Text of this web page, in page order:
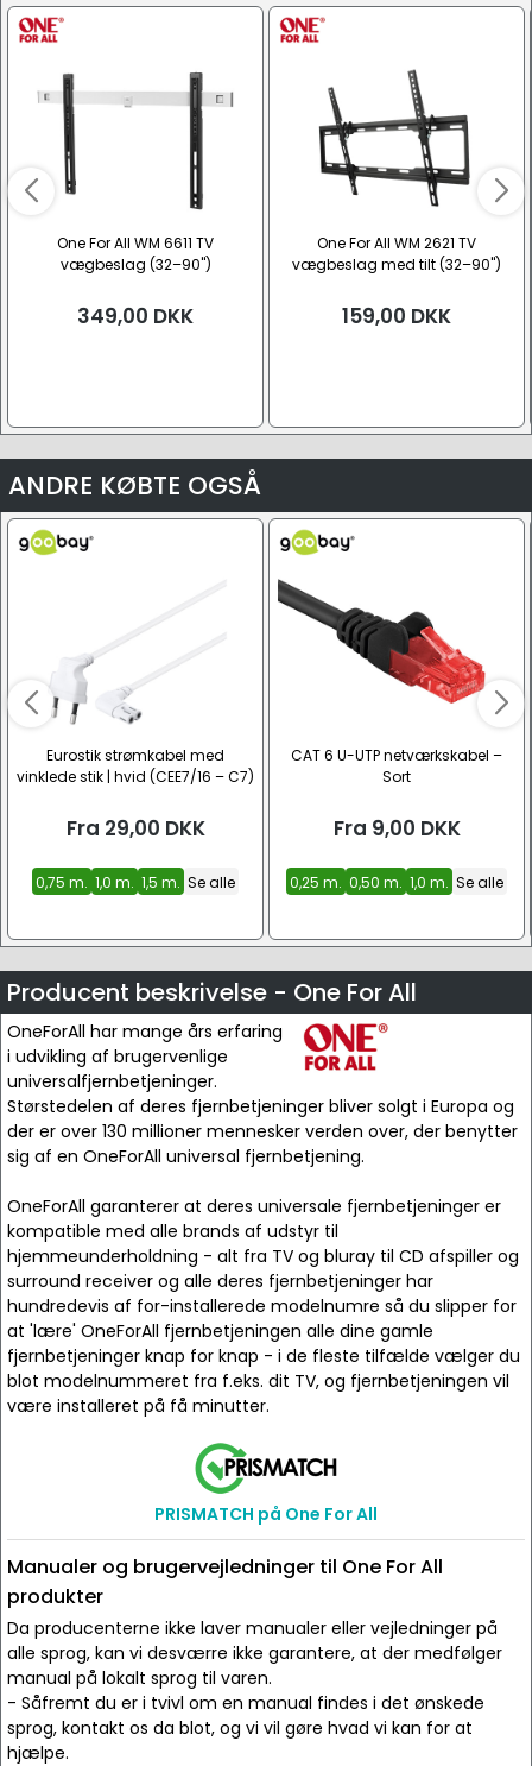
One For All WM 6611 TV
vægbeslag (32–90")
349,00 DKK
One For All WM 2621 TV
vægbeslag med tilt (32–90")
159,00 DKK
ANDRE KØBTE OGSÅ
Eurostik strømkabel med
vinklede stik | hvid (CEE7/16 – C7)
Fra 29,00 DKK
0,75 m. 1,0 m. 1,5 m. Se alle
CAT 6 U-UTP netværkskabel –
Sort
Fra 9,00 DKK
0,25 m. 0,50 m. 1,0 m. Se alle
Producent beskrivelse - One For All
OneForAll har mange års erfaring
i udvikling af brugervenlige
universalfjernbetjeninger.
Størstedelen af deres fjernbetjeninger bliver solgt i Europa og
der er over 130 millioner mennesker verden over, der benytter
sig af en OneForAll universal fjernbetjening.
OneForAll garanterer at deres universale fjernbetjeninger er
kompatible med alle brands af udstyr til
hjemmeunderholdning - alt fra TV og bluray til CD afspiller og
surround receiver og alle deres fjernbetjeninger har
hundredevis af for-installerede modelnumre så du slipper for
at 'lære' OneForAll fjernbetjeningen alle dine gamle
fjernbetjeninger knap for knap - i de fleste tilfælde vælger du
blot modelnummeret fra f.eks. dit TV, og fjernbetjeningen vil
være installeret på få minutter.
PRISMATCH på One For All
Manualer og brugervejledninger til One For All
produkter
Da producenterne ikke laver manualer eller vejledninger på
alle sprog, kan vi desværre ikke garantere, at der medfølger
manual på lokalt sprog til varen.
- Såfremt du er i tvivl om en manual findes i det ønskede
sprog, kontakt os da blot, og vi vil gøre hvad vi kan for at
hjælpe.